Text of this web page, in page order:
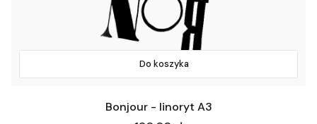
Do koszyka
Bonjour - linoryt A3